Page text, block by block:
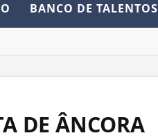
BANCO DE TALENTOS
DE ÂNCORA